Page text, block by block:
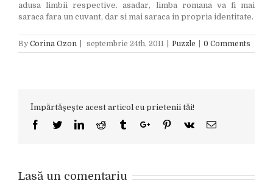
adusa limbii respective. asadar, limba romana va fi mai
saraca fara un cuvant, dar si mai saraca in propria identitate.
By Corina Ozon septembrie 24th, 2011 Puzzle 0 Comments
Împărtășește acest articol cu prietenii tăi!
Facebook
TwitterLinkedinReddit TumblrGoogle+Pinterest
Vk Email
Lasă un comentariu